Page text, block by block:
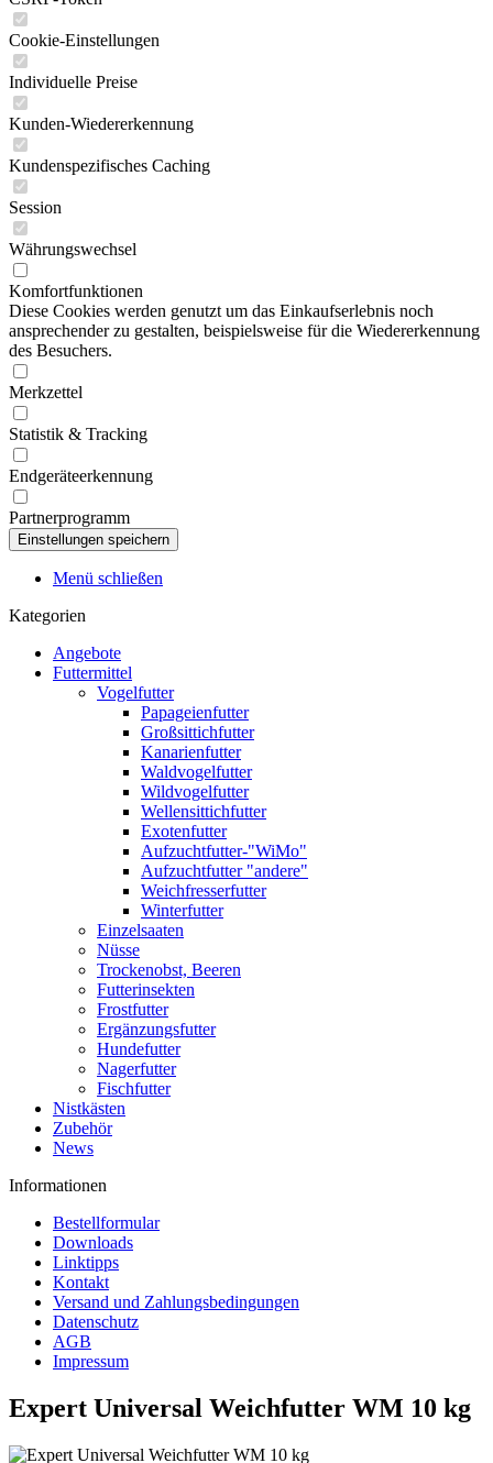
Cookie-Einstellungen
Individuelle Preise
Kunden-Wiedererkennung
Kundenspezifisches Caching
Session
Währungswechsel
Komfortfunktionen
Diese Cookies werden genutzt um das Einkaufserlebnis noch
ansprechender zu gestalten, beispielsweise für die Wiedererkennung
des Besuchers.
Merkzettel
Statistik & Tracking
Endgeräteerkennung
Partnerprogramm
Menü schließen
Kategorien
Angebote
Futtermittel
Vogelfutter
Papageienfutter
Großsittichfutter
Kanarienfutter
Waldvogelfutter
Wildvogelfutter
Wellensittichfutter
Exotenfutter
Aufzuchtfutter-"WiMo"
Aufzuchtfutter "andere"
Weichfresserfutter
Winterfutter
Einzelsaaten
Nüsse
Trockenobst, Beeren
Futterinsekten
Frostfutter
Ergänzungsfutter
Hundefutter
Nagerfutter
Fischfutter
Nistkästen
Zubehör
News
Informationen
Bestellformular
Downloads
Linktipps
Kontakt
Versand und Zahlungsbedingungen
Datenschutz
AGB
Impressum
Expert Universal Weichfutter WM 10 kg